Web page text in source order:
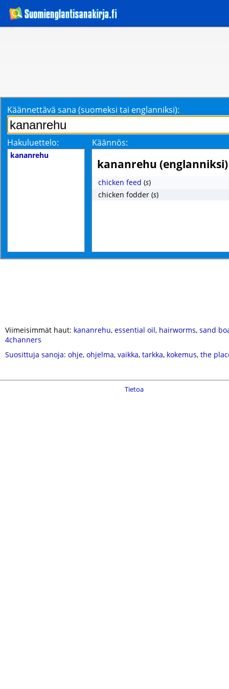
Käännettävä sana (suomeksi tai englanniksi):
Hakuluettelo: Käännös:
kananrehu
kananrehu (englanniksi)
chicken feed (s)
chicken fodder (s)
Viimeisimmät haut: kananrehu, essential oil, hairworms, sand
4channers
Suosittuja sanoja: ohje, ohjelma, vaikka, tarkka, kokemus, the
Tietoa